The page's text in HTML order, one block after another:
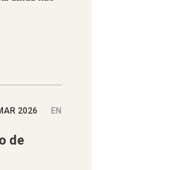
2026 EN
de